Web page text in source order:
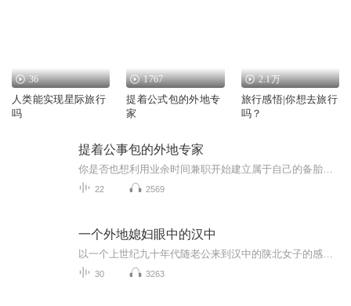
36
人类能实现星际旅行
吗
1767
提着公式包的外地专
家
2.1万
旅行感悟|你想去旅行
吗？
提着公事包的外地专家
22 2569
一个外地媳妇眼中的汉中
30 3263